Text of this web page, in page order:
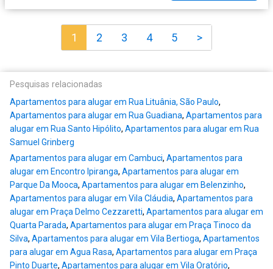
1 2 3 4 5 >
Pesquisas relacionadas
Apartamentos para alugar em Rua Lituânia, São Paulo,
Apartamentos para alugar em Rua Guadiana, Apartamentos para
alugar em Rua Santo Hipólito, Apartamentos para alugar em Rua
Samuel Grinberg
Apartamentos para alugar em Cambuci, Apartamentos para
alugar em Encontro Ipiranga, Apartamentos para alugar em
Parque Da Mooca, Apartamentos para alugar em Belenzinho,
Apartamentos para alugar em Vila Cláudia, Apartamentos para
alugar em Praça Delmo Cezzaretti, Apartamentos para alugar em
Quarta Parada, Apartamentos para alugar em Praça Tinoco da
Silva, Apartamentos para alugar em Vila Bertioga, Apartamentos
para alugar em Agua Rasa, Apartamentos para alugar em Praça
Pinto Duarte, Apartamentos para alugar em Vila Oratório,